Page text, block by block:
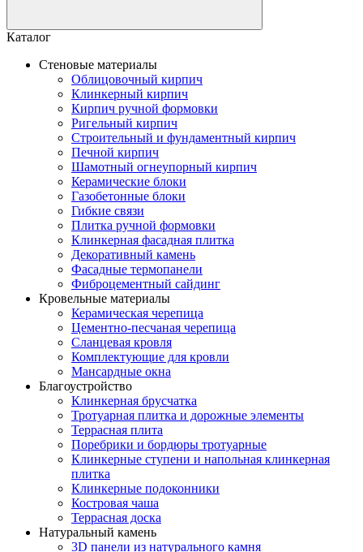
Каталог
Стеновые материалы
Облицовочный кирпич
Клинкерный кирпич
Кирпич ручной формовки
Ригельный кирпич
Строительный и фундаментный кирпич
Печной кирпич
Шамотный огнеупорный кирпич
Керамические блоки
Газобетонные блоки
Гибкие связи
Плитка ручной формовки
Клинкерная фасадная плитка
Декоративный камень
Фасадные термопанели
Фиброцементный сайдинг
Кровельные материалы
Керамическая черепица
Цементно-песчаная черепица
Сланцевая кровля
Комплектующие для кровли
Мансардные окна
Благоустройство
Клинкерная брусчатка
Тротуарная плитка и дорожные элементы
Террасная плита
Поребрики и бордюры тротуарные
Клинкерные ступени и напольная клинкерная
плитка
Клинкерные подоконники
Костровая чаша
Террасная доска
Натуральный камень
3D панели из натурального камня